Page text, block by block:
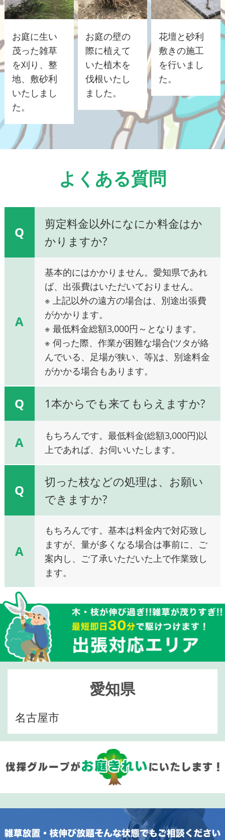
お庭に生い
茂った雑草
を刈り、整
地、敷砂利
いたしまし
た。
お庭の壁の
際に植えて
いた植木を
伐根いたし
ました。
花壇と砂利
敷きの施工
を行いまし
た。
よくある質問
Q
剪定料金以外になにか料金はか
かりますか?
A
基本的にはかかりません。愛知県であれ
ば、出張費はいただいておりません。
※ 上記以外の遠方の場合は、別途出張費
がかかります。
※ 最低料金総額3,000円～となります。
※ 伺った際、作業が困難な場合(ツタが絡
んでいる、足場が狭い、等)は、別途料金
がかかる場合もあります。
Q 1本からでも来てもらえますか?
A
もちろんです。最低料金(総額3,000円)以
上であれば、お伺いいたします。
Q
切った枝などの処理は、お願い
できますか?
A
もちろんです。基本は料金内で対応致し
ますが、量が多くなる場合は事前に、ご
案内し、ご了承いただいた上で作業致し
ます。
愛知県
名古屋市